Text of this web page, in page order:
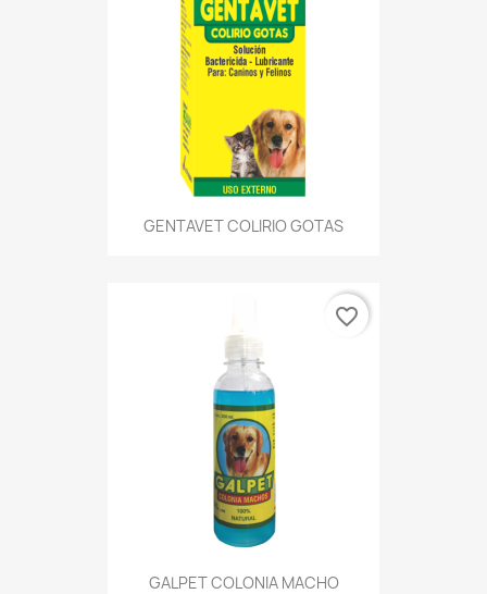
GENTAVET COLIRIO GOTAS
GALPET COLONIA MACHO
favorite_border